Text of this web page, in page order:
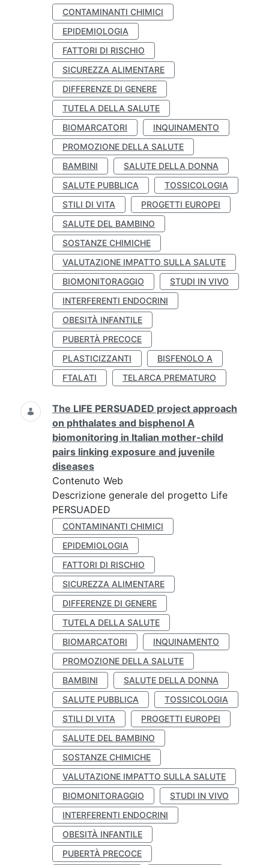
CONTAMINANTI CHIMICI
EPIDEMIOLOGIA
FATTORI DI RISCHIO
SICUREZZA ALIMENTARE
DIFFERENZE DI GENERE
TUTELA DELLA SALUTE
BIOMARCATORI
INQUINAMENTO
PROMOZIONE DELLA SALUTE
BAMBINI
SALUTE DELLA DONNA
SALUTE PUBBLICA
TOSSICOLOGIA
STILI DI VITA
PROGETTI EUROPEI
SALUTE DEL BAMBINO
SOSTANZE CHIMICHE
VALUTAZIONE IMPATTO SULLA SALUTE
BIOMONITORAGGIO
STUDI IN VIVO
INTERFERENTI ENDOCRINI
OBESITÀ INFANTILE
PUBERTÀ PRECOCE
PLASTICIZZANTI
BISFENOLO A
FTALATI
TELARCA PREMATURO
The LIFE PERSUADED project approach
on phthalates and bisphenol A
biomonitoring in Italian mother-child
pairs linking exposure and juvenile
diseases
Contenuto Web
Descrizione generale del progetto Life
PERSUADED
CONTAMINANTI CHIMICI
EPIDEMIOLOGIA
FATTORI DI RISCHIO
SICUREZZA ALIMENTARE
DIFFERENZE DI GENERE
TUTELA DELLA SALUTE
BIOMARCATORI
INQUINAMENTO
PROMOZIONE DELLA SALUTE
BAMBINI
SALUTE DELLA DONNA
SALUTE PUBBLICA
TOSSICOLOGIA
STILI DI VITA
PROGETTI EUROPEI
SALUTE DEL BAMBINO
SOSTANZE CHIMICHE
VALUTAZIONE IMPATTO SULLA SALUTE
BIOMONITORAGGIO
STUDI IN VIVO
INTERFERENTI ENDOCRINI
OBESITÀ INFANTILE
PUBERTÀ PRECOCE